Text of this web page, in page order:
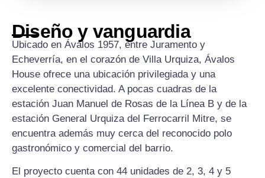
Diseño y vanguardia
Ubicado en Ávalos 1957, entre Juramento y
Echeverría, en el corazón de Villa Urquiza, Ávalos
House ofrece una ubicación privilegiada y una
excelente conectividad. A pocas cuadras de la
estación Juan Manuel de Rosas de la Línea B y de la
estación General Urquiza del Ferrocarril Mitre, se
encuentra además muy cerca del reconocido polo
gastronómico y comercial del barrio.
El proyecto cuenta con 44 unidades de 2, 3, 4 y 5